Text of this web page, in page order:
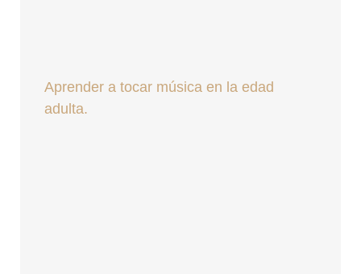
Aprender a tocar música en la edad
adulta.